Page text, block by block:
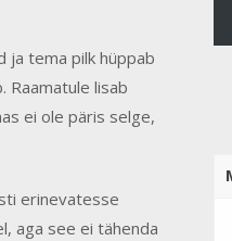
ja tema pilk hüppab
Raamatule lisab
ei ole päris selge,
erinevatesse
aga see ei tähenda